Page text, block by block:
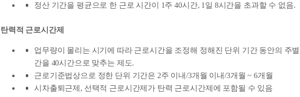
정산 기간을 평균으로 한 근로 시간이 1주 40시간, 1일 8시간을 초과할 수 없음.
탄력적 근로시간제
업무량이 몰리는 시기에 따라 근로시간을 조정해 정해진 단위 기간 동안의 주별
간을 40시간으로 맞추는 제도.
근로기준법상으로 정한 단위 기간은 2주 이내/3개월 이내/3개월 ~ 6개월
시차출퇴근제, 선택적 근로시간제가 탄력 근로시간제에 포함될 수 있음